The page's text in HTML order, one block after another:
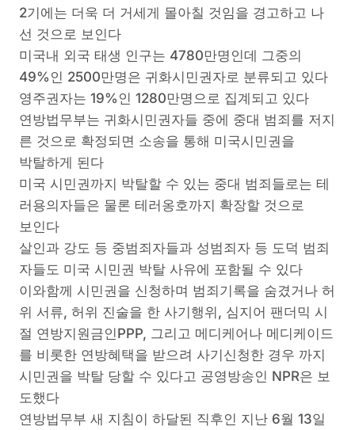
2기에는 더욱 더 거세게 몰아칠 것임을 경고하고 나
선 것으로 보인다
미국내 외국 태생 인구는 4780만명인데 그중의
49%인 2500만명은 귀화시민권자로 분류되고 있다
영주권자는 19%인 1280만명으로 집계되고 있다
연방법무부는 귀화시민권자들 중에 중대 범죄를 저지
른 것으로 확정되면 소송을 통해 미국시민권을
박탈하게 된다
미국 시민권까지 박탈할 수 있는 중대 범죄들로는 테
러용의자들은 물론 테러옹호까지 확장할 것으로
보인다
살인과 강도 등 중범죄자들과 성범죄자 등 도덕 범죄
자들도 미국 시민권 박탈 사유에 포함될 수 있다
이와함께 시민권을 신청하며 범죄기록을 숨겼거나 허
위 서류, 허위 진술을 한 사기행위, 심지어 팬더믹 시
절 연방지원금인PPP, 그리고 메디케어나 메디케이드
를 비롯한 연방혜택을 받으려 사기신청한 경우 까지
시민권을 박탈 당할 수 있다고 공영방송인 NPR은 보
도했다
연방법무부 새 지침이 하달된 직후인 지난 6월 13일